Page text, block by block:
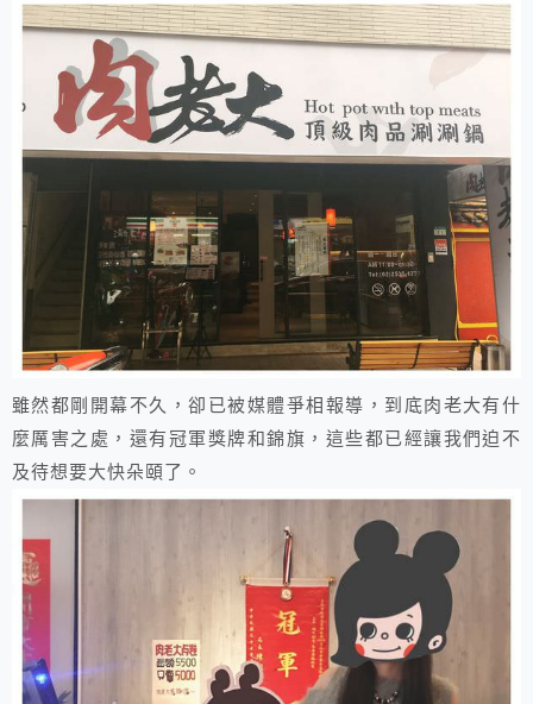
雖然都剛開幕不久，卻已被媒體爭相報導，到底肉老大有什
麼厲害之處，還有冠軍獎牌和錦旗，這些都已經讓我們迫不
及待想要大快朵頤了。